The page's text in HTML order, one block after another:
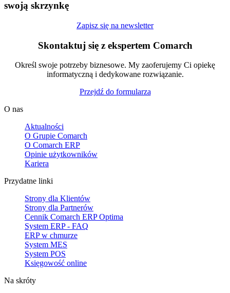
swoją skrzynkę
Zapisz się na newsletter
Skontaktuj się z ekspertem Comarch
Określ swoje potrzeby biznesowe. My zaoferujemy Ci opiekę
informatyczną i dedykowane rozwiązanie.
Przejdź do formularza
O nas
Aktualności
O Grupie Comarch
O Comarch ERP
Opinie użytkowników
Kariera
Przydatne linki
Strony dla Klientów
Strony dla Partnerów
Cennik Comarch ERP Optima
System ERP - FAQ
ERP w chmurze
System MES
System POS
Księgowość online
Na skróty